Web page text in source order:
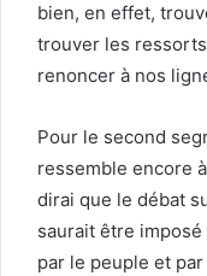
bien, en effet,
trouver les
renoncer à nos
Pour le second
ressemble encore
dirai que le débat
saurait être
par le peuple et